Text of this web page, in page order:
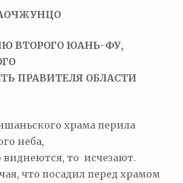
ВТОРОГО ЮАНЬ-ФУ,
ПРАВИТЕЛЯ ОБЛАСТИ
храма перила
неба,
виднеются, то исчезают.
что посадил перед храмом